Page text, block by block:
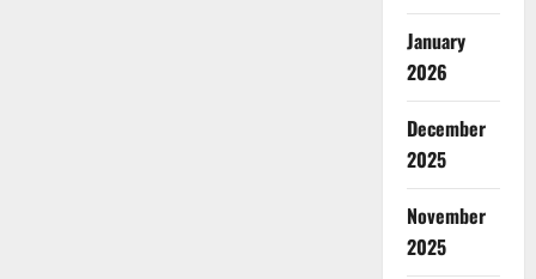
January
2026
December
2025
November
2025